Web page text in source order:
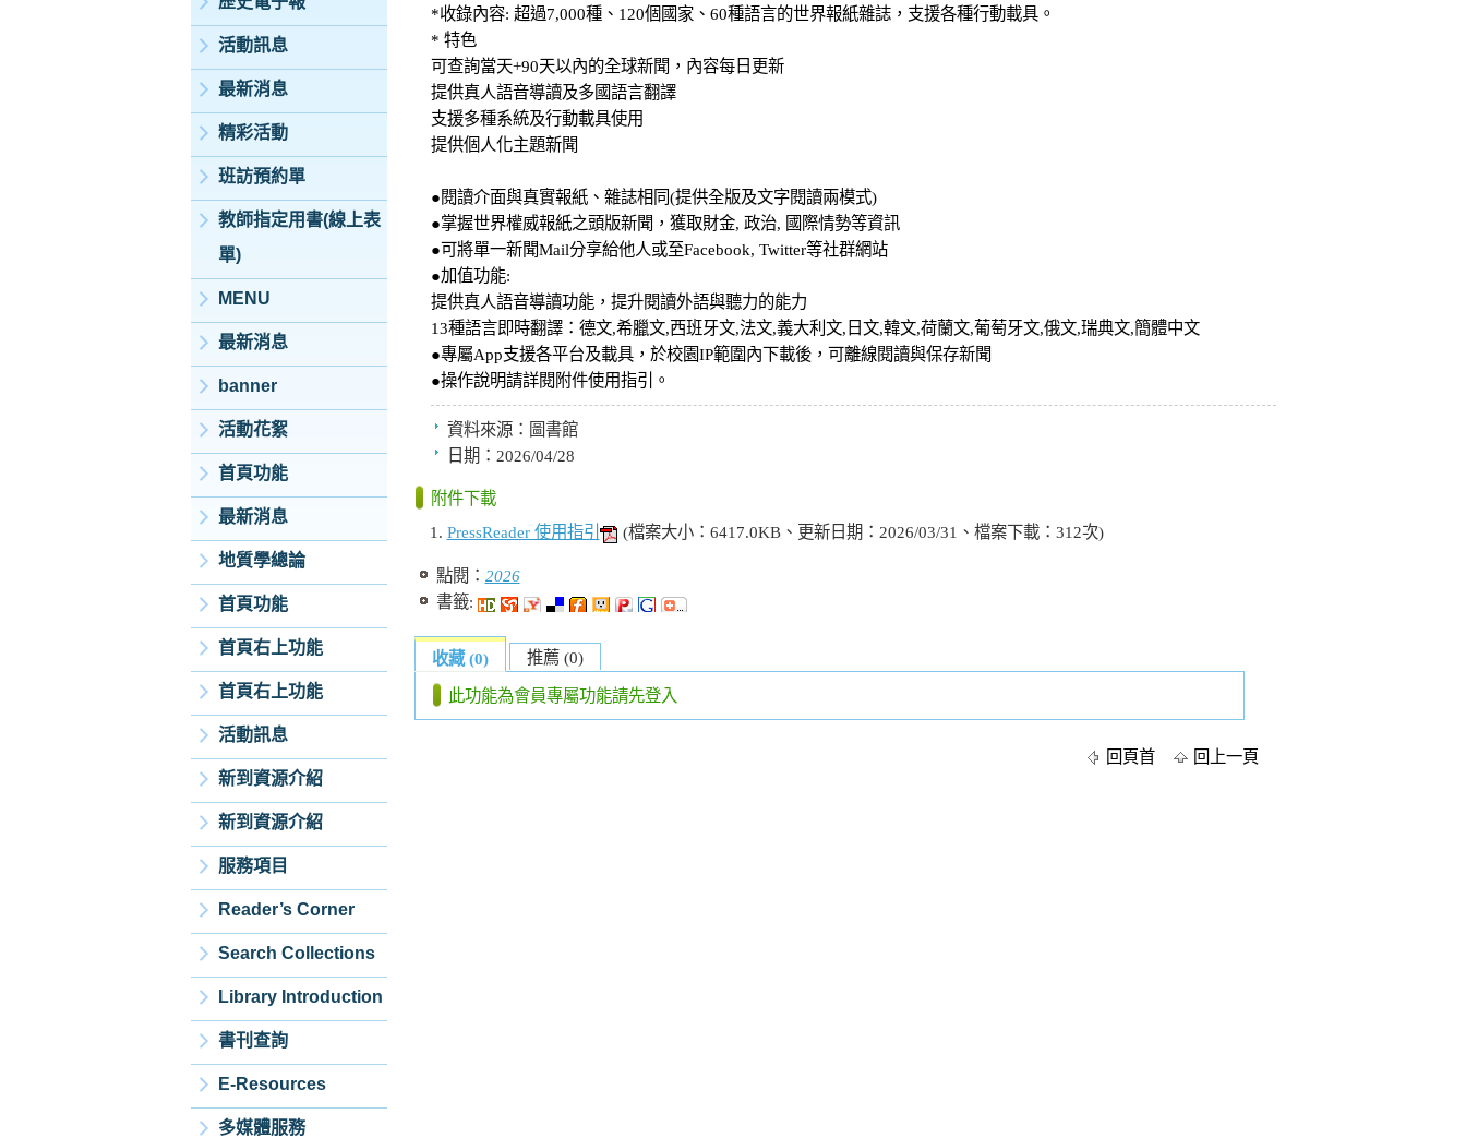
活動訊息
最新消息
精彩活動
班訪預約單
教師指定用書(線上表
單)
MENU
最新消息
banner
活動花絮
首頁功能
最新消息
地質學總論
首頁功能
首頁右上功能
首頁右上功能
活動訊息
新到資源介紹
新到資源介紹
服務項目
Reader’s Corner
Search Collections
Library Introduction
書刊查詢
E-Resources
多媒體服務
*收錄內容: 超過7,000種、120個國家、60種語言的世界報紙雜誌，支援各種行動載具。
* 特色
可查詢當天+90天以內的全球新聞，內容每日更新
提供真人語音導讀及多國語言翻譯
支援多種系統及行動載具使用
提供個人化主題新聞
●閱讀介面與真實報紙、雜誌相同(提供全版及文字閱讀兩模式)
●掌握世界權威報紙之頭版新聞，獲取財金, 政治, 國際情勢等資訊
●可將單一新聞Mail分享給他人或至Facebook, Twitter等社群網站
●加值功能:
提供真人語音導讀功能，提升閱讀外語與聽力的能力
13種語言即時翻譯：德文,希臘文,西班牙文,法文,義大利文,日文,韓文,荷蘭文,葡萄牙文,俄文,瑞典文,簡體中文
●專屬App支援各平台及載具，於校園IP範圍內下載後，可離線閱讀與保存新聞
●操作說明請詳閱附件使用指引。
資料來源： 圖書館
日期： 2026/04/28
附件下載
PressReader 使用指引
(檔案大小：6417.0KB、更新日期：2026/03/31、檔案下載：312次)
點閱： 2026
書籤:
收藏 (0) 推薦 (0)
此功能為會員專屬功能請先登入
回頁首 回上一頁